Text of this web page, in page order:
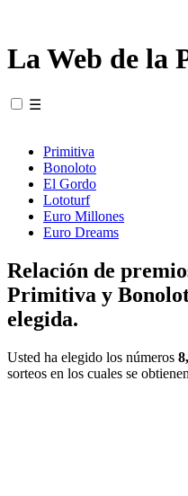
La Web de la
☰
Primitiva
Bonoloto
El Gordo
Lototurf
Euro Millones
Euro Dreams
Relación de
Primitiva y
elegida.
Usted ha elegido los números
sorteos en los cuales se obtienen